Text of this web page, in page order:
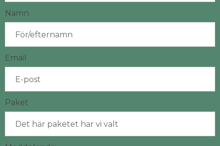
Namn
Email
Paket